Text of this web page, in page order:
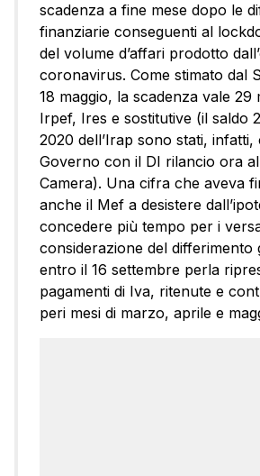
scadenza a fine mese dopo le
finanziarie conseguenti al
del volume d’affari prodotto
coronavirus. Come stimato dal
18 maggio, la scadenza vale 29
Irpef, Ires e sostitutive (il saldo
2020 dell’Irap sono stati, infatti,
Governo con il DI rilancio ora
Camera). Una cifra che aveva
anche il Mef a desistere
concedere più tempo per i
considerazione del differimento
entro il 16 settembre perla
pagamenti di Iva, ritenute e
peri mesi di marzo, aprile e